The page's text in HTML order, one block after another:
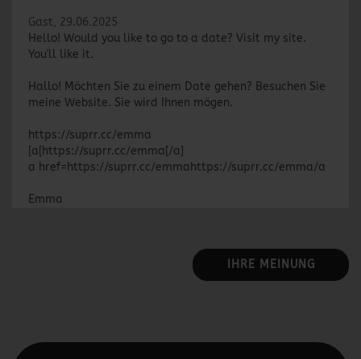
Gast, 29.06.2025
Hello! Would you like to go to a date? Visit my site.
You'll like it.
Hallo! Möchten Sie zu einem Date gehen? Besuchen Sie
meine Website. Sie wird Ihnen mögen.
https://suprr.cc/emma
[a[https://suprr.cc/emma[/a]
a href=https://suprr.cc/emmahttps://suprr.cc/emma/a
Emma
IHRE MEINUNG